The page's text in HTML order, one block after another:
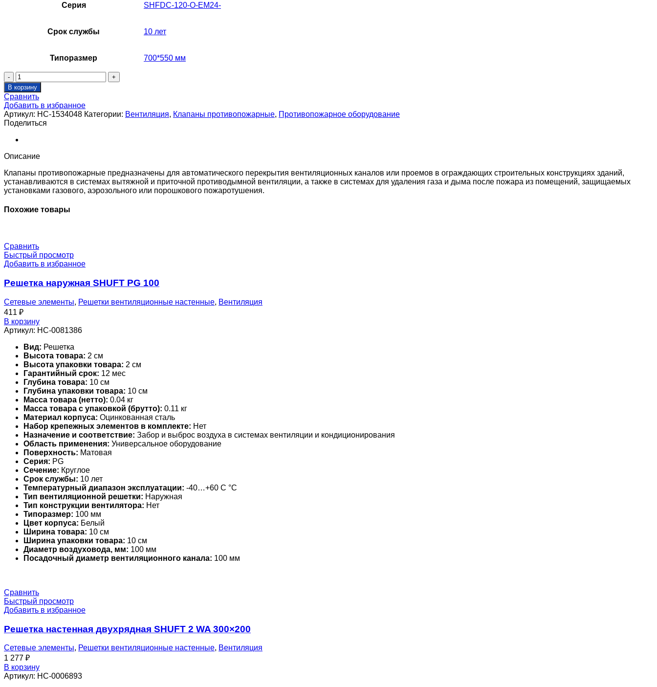
Серия SHFDC-120-O-EM24-
Срок службы 10 лет
Типоразмер 700*550 мм
Количество
товара
Клапан
противопожарный
SHUFT
SHFDC-
120-
O-
EM24-
0-
0-
0
В корзину
Сравнить
Добавить в избранное
Артикул: НС-1534048 Категории: Вентиляция, Клапаны противопожарные, Противопожарное оборудование
Поделиться
Описание
Клапаны противопожарные предназначены для автоматического перекрытия вентиляционных каналов или проемов в ограждающих строительных конструкциях зданий,
устанавливаются в системах вытяжной и приточной противодымной вентиляции, а также в системах для удаления газа и дыма после пожара из помещений, защищаемых
установками газового, аэрозольного или порошкового пожаротушения.
Похожие товары
Сравнить
Быстрый просмотр
Добавить в избранное
Решетка наружная SHUFT PG 100
Сетевые элементы, Решетки вентиляционные настенные, Вентиляция
411 ₽
В корзину
Артикул: НС-0081386
Вид: Решетка
Высота товара: 2 см
Высота упаковки товара: 2 см
Гарантийный срок: 12 мес
Глубина товара: 10 см
Глубина упаковки товара: 10 см
Масса товара (нетто): 0.04 кг
Масса товара с упаковкой (брутто): 0.11 кг
Материал корпуса: Оцинкованная сталь
Набор крепежных элементов в комплекте: Нет
Назначение и соответствие: Забор и выброс воздуха в системах вентиляции и кондиционирования
Область применения: Универсальное оборудование
Поверхность: Матовая
Серия: PG
Сечение: Круглое
Срок службы: 10 лет
Температурный диапазон эксплуатации: -40…+60 С °С
Тип вентиляционной решетки: Наружная
Тип конструкции вентилятора: Нет
Типоразмер: 100 мм
Цвет корпуса: Белый
Ширина товара: 10 см
Ширина упаковки товара: 10 см
Диаметр воздуховода, мм: 100 мм
Посадочный диаметр вентиляционного канала: 100 мм
Сравнить
Быстрый просмотр
Добавить в избранное
Решетка настенная двухрядная SHUFT 2 WA 300×200
Сетевые элементы, Решетки вентиляционные настенные, Вентиляция
1 277 ₽
В корзину
Артикул: НС-0006893